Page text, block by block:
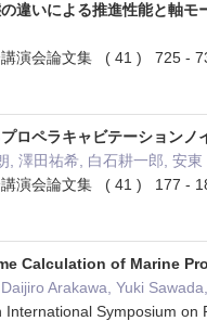
違いによる推進性能と軸モ
講演会論文集 ( 41 ) 725 -
ロペラキャビテーション
, 澤田祐希, 白石耕一郎, 安
講演会論文集 ( 41 ) 177 -
Calculation of Marine
Arakawa, Yuki
International Symposium on